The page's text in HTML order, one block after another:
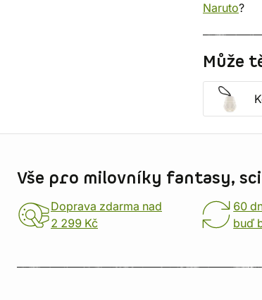
Naruto?
Může
Vše pro milovníky fantasy,
Doprava zdarma nad
2 299 Kč
60
buď